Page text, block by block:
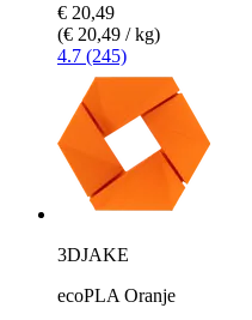
€ 20,49
(€ 20,49 / kg)
4.7 (245)
3DJAKE
ecoPLA Oranje